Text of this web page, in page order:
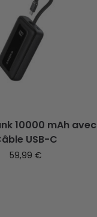
10000 mAh avec
USB-C
59,99€